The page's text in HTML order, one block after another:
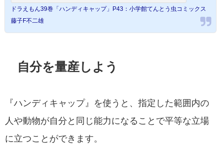
ドラえもん39巻「ハンディキャップ」P43：小学館てんとう虫コミックス
藤子F不二雄
自分を量産しよう
『ハンディキャップ』を使うと、指定した範囲内の
人や動物が自分と同じ能力になることで平等な立場
に立つことができます。